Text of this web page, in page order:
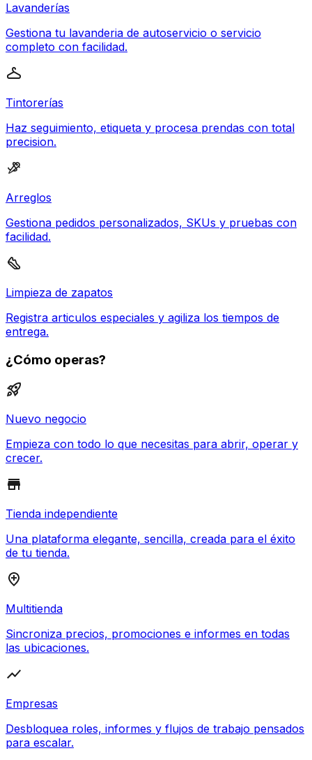
Lavanderías
Gestiona tu lavanderia de autoservicio o servicio
completo con facilidad.
Tintorerías
Haz seguimiento, etiqueta y procesa prendas con total
precision.
Arreglos
Gestiona pedidos personalizados, SKUs y pruebas con
facilidad.
Limpieza de zapatos
Registra articulos especiales y agiliza los tiempos de
entrega.
¿Cómo operas?
Nuevo negocio
Empieza con todo lo que necesitas para abrir, operar y
crecer.
Tienda independiente
Una plataforma elegante, sencilla, creada para el éxito
de tu tienda.
Multitienda
Sincroniza precios, promociones e informes en todas
las ubicaciones.
Empresas
Desbloquea roles, informes y flujos de trabajo pensados
para escalar.